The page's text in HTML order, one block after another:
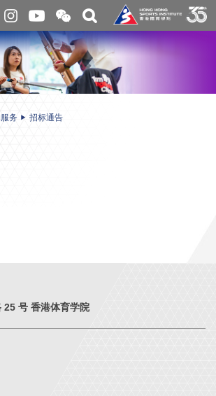
开
合
微
信
二
维
码
关
搜
寻
务 招标通告
25 号 香港体育学院